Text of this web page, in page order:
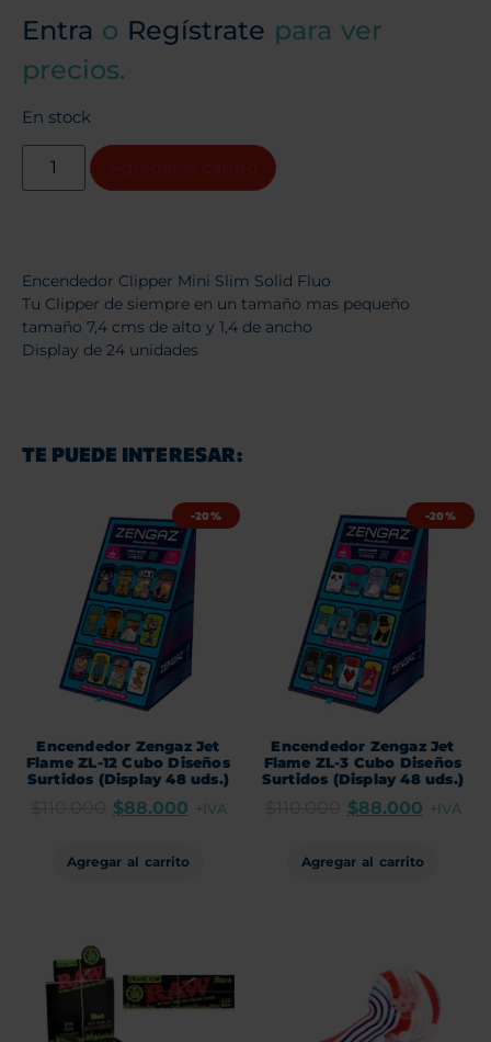
Entra o Regístrate para ver
precios.
En stock
Encendedor Clipper Mini Slim Solid Fluo
Tu Clipper de siempre en un tamaño mas pequeño
tamaño 7,4 cms de alto y 1,4 de ancho
Display de 24 unidades
TE PUEDE INTERESAR:
-20%
Encendedor Zengaz Jet
Flame ZL-12 Cubo Diseños
Surtidos (Display 48 uds.)
$88.000 +IVA
Agregar al carrito
-20%
Encendedor Zengaz Jet
Flame ZL-3 Cubo Diseños
Surtidos (Display 48 uds.)
$88.000 +IVA
Agregar al carrito